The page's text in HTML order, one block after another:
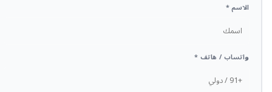
الاسم *
واتساب / هاتف *